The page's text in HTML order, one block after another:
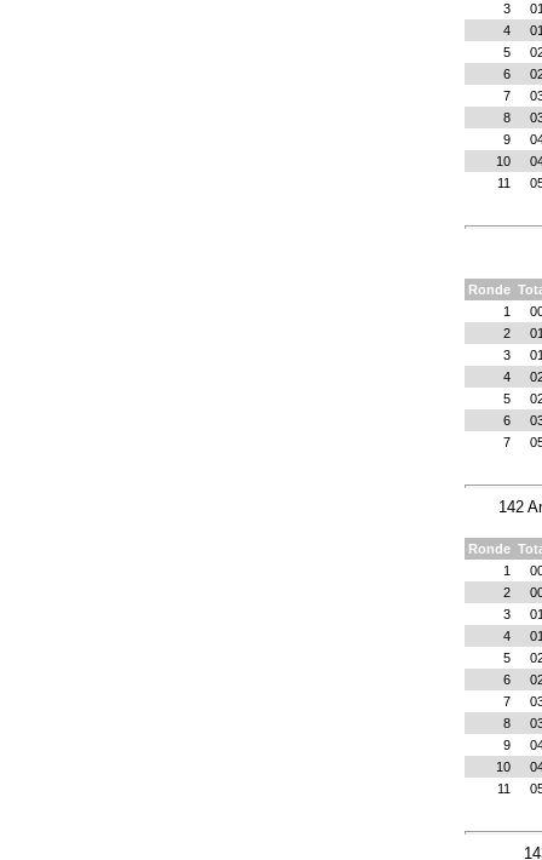
3
4
5
6
7
8
9
10
11
Ronde
1
2
3
4
5
6
7
142
Ronde
1
2
3
4
5
6
7
8
9
10
11